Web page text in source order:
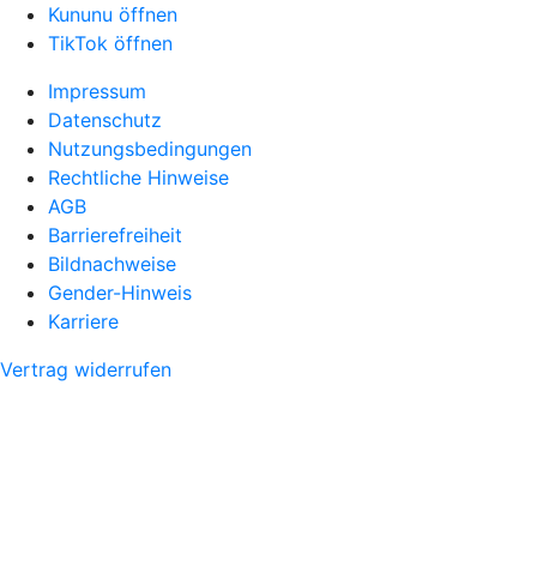
Kununu öffnen
TikTok öffnen
Impressum
Datenschutz
Nutzungsbedingungen
Rechtliche Hinweise
AGB
Barrierefreiheit
Bildnachweise
Gender-Hinweis
Karriere
Vertrag widerrufen